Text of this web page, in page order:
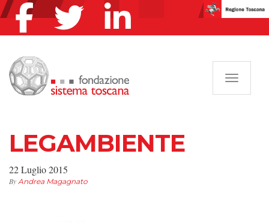
LEGAMBIENTE
22 Luglio 2015
By Andrea Magagnato